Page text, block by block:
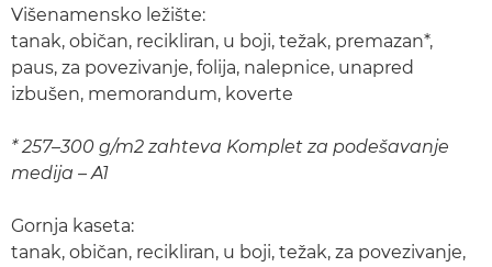
Višenamensko ležište:
tanak, običan, recikliran, u boji, težak, premazan*,
paus, za povezivanje, folija, nalepnice, unapred
izbušen, memorandum, koverte
* 257–300 g/m2 zahteva Komplet za podešavanje
medija – A1
Gornja kaseta:
tanak, običan, recikliran, u boji, težak, za povezivanje,